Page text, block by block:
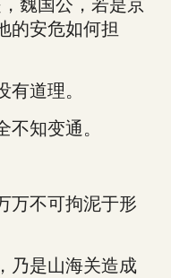
魏国公，若是京
的安危如何担
道理。
知变通。
不可拘泥于形
是山海关造成